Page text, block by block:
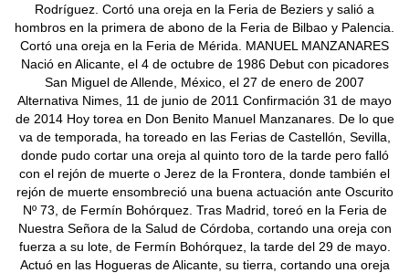
Rodríguez. Cortó una oreja en la Feria de Beziers y salió a
hombros en la primera de abono de la Feria de Bilbao y Palencia.
Cortó una oreja en la Feria de Mérida. MANUEL MANZANARES
Nació en Alicante, el 4 de octubre de 1986 Debut con picadores
San Miguel de Allende, México, el 27 de enero de 2007
Alternativa Nimes, 11 de junio de 2011 Confirmación 31 de mayo
de 2014 Hoy torea en Don Benito Manuel Manzanares. De lo que
va de temporada, ha toreado en las Ferias de Castellón, Sevilla,
donde pudo cortar una oreja al quinto toro de la tarde pero falló
con el rejón de muerte o Jerez de la Frontera, donde también el
rejón de muerte ensombreció una buena actuación ante Oscurito
Nº 73, de Fermín Bohórquez. Tras Madrid, toreó en la Feria de
Nuestra Señora de la Salud de Córdoba, cortando una oreja con
fuerza a su lote, de Fermín Bohórquez, la tarde del 29 de mayo.
Actuó en las Hogueras de Alicante, su tierra, cortando una oreja